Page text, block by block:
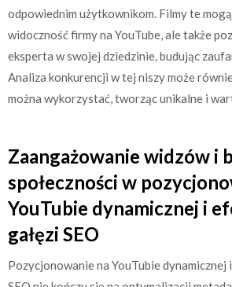
odpowiednim użytkownikom. Filmy te
widoczność firmy na YouTube, ale także
eksperta w swojej dziedzinie, budując
Analiza konkurencji w tej niszy może
można wykorzystać, tworząc unikalne i
Zaangażowanie widzów i
społeczności w
YouTubie dynamicznej i
gałęzi SEO
Pozycjonowanie na YouTubie dynamicznej